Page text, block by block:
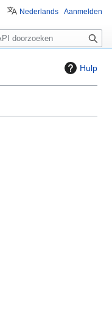
Hulp
Nederlands Aanmelden